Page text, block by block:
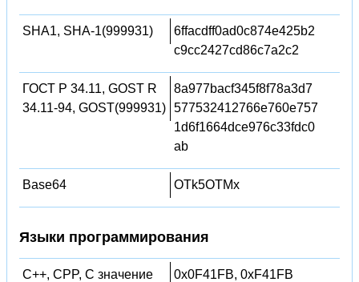
SHA1, SHA-1(999931)
6ffacdff0ad0c874e425b2
c9cc2427cd86c7a2c2
ГОСТ Р 34.11, GOST R
34.11-94, GOST(999931)
8a977bacf345f8f78a3d7
577532412766e760e757
1d6f1664dce976c33fdc0
ab
Base64 OTk5OTMx
Языки программирования
C++, CPP, C значение
0x0F41FB, 0xF41FB